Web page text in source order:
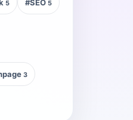
5 #SEO5
3